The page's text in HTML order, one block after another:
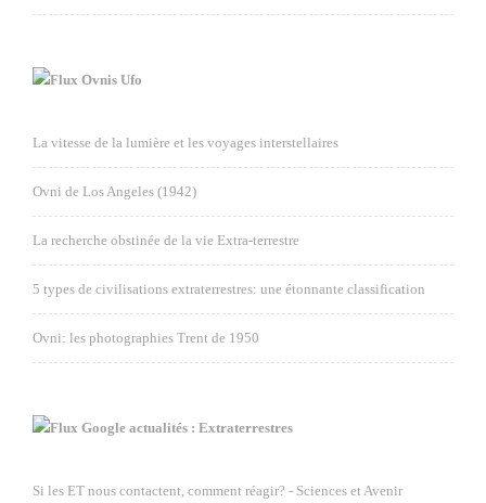
Ovnis Ufo
La vitesse de la lumière et les voyages interstellaires
Ovni de Los Angeles (1942)
La recherche obstinée de la vie Extra-terrestre
5 types de civilisations extraterrestres: une étonnante classification
Ovni: les photographies Trent de 1950
Google actualités : Extraterrestres
Si les ET nous contactent, comment réagir? - Sciences et Avenir